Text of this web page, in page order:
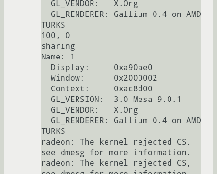
TURKS
100, 0
sharing
Name: 1
TURKS
radeon: The kernel rejected CS,
see dmesg for more information.
radeon: The kernel rejected CS,